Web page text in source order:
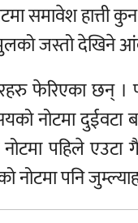
समावेश
मुलको जस्तो
फेरिएका छन्
नोटमा दुईवटा
पहिले एउटा
पनि